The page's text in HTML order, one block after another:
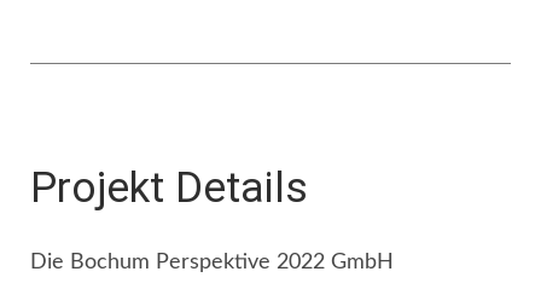
Projekt Details
Die Bochum Perspektive 2022 GmbH